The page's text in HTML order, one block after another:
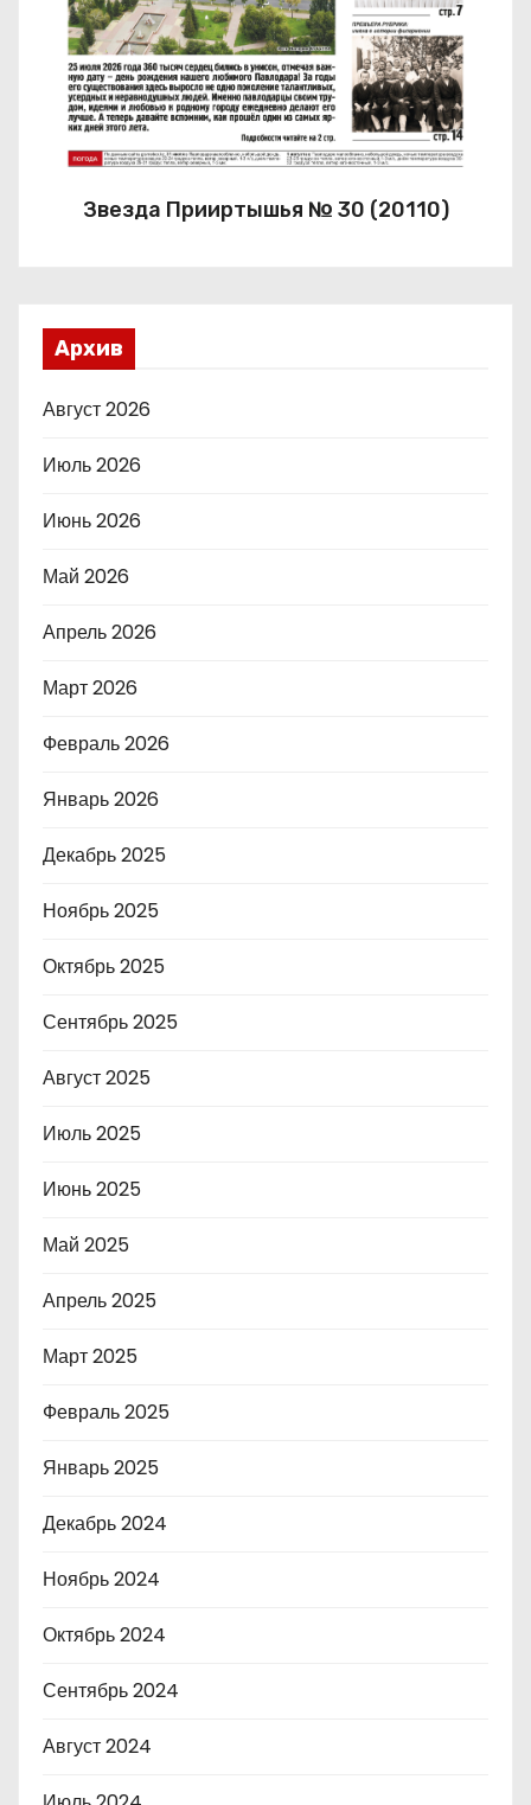
Звезда Прииртышья № 30 (20110)
Архив
Август 2026
Июль 2026
Июнь 2026
Май 2026
Апрель 2026
Март 2026
Февраль 2026
Январь 2026
Декабрь 2025
Ноябрь 2025
Октябрь 2025
Сентябрь 2025
Август 2025
Июль 2025
Июнь 2025
Май 2025
Апрель 2025
Март 2025
Февраль 2025
Январь 2025
Декабрь 2024
Ноябрь 2024
Октябрь 2024
Сентябрь 2024
Август 2024